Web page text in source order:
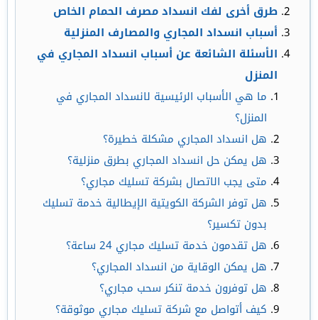
طرق أخرى لفك انسداد مصرف الحمام الخاص
أسباب انسداد المجاري والمصارف المنزلية
الأسئلة الشائعة عن أسباب انسداد المجاري في
المنزل
ما هي الأسباب الرئيسية لانسداد المجاري في
المنزل؟
هل انسداد المجاري مشكلة خطيرة؟
هل يمكن حل انسداد المجاري بطرق منزلية؟
متى يجب الاتصال بشركة تسليك مجاري؟
هل توفر الشركة الكويتية الإيطالية خدمة تسليك
بدون تكسير؟
هل تقدمون خدمة تسليك مجاري 24 ساعة؟
هل يمكن الوقاية من انسداد المجاري؟
هل توفرون خدمة تنكر سحب مجاري؟
كيف أتواصل مع شركة تسليك مجاري موثوقة؟